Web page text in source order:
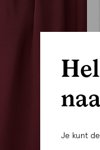
Je kunt